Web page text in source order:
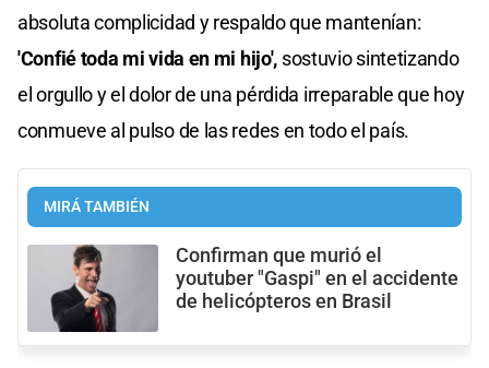
absoluta complicidad y respaldo que mantenían:
'Confié toda mi vida en mi hijo', sostuvio sintetizando
el orgullo y el dolor de una pérdida irreparable que hoy
conmueve al pulso de las redes en todo el país.
MIRÁ TAMBIÉN
Confirman que murió el
youtuber "Gaspi" en el accidente
de helicópteros en Brasil